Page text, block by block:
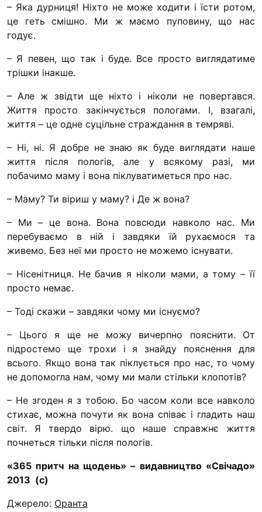
Освіта
– Яка дурниця! Ніхто не може ходити і їсти ротом,
це геть смішно. Ми ж маємо пуповину, що нас
годує.
– Я певен, що так і буде. Все просто виглядатиме
трішки інакше.
– Але ж звідти ще ніхто і ніколи не повертався.
Життя просто закінчується пологами. І, взагалі,
життя – це одне суцільне страждання в темряві.
– Ні, ні. Я добре не знаю як буде виглядати наше
життя після пологів, але у всякому разі, ми
побачимо маму і вона піклуватиметься про нас.
– Маму? Ти віриш у маму? і Де ж вона?
– Ми – це вона. Вона повсюди навколо нас. Ми
перебуваємо в ній і завдяки їй рухаємося та
живемо. Без неї ми просто не можемо існувати.
– Нісенітниця. Не бачив я ніколи мами, а тому – її
просто немає.
– Тоді скажи – завдяки чому ми існуємо?
– Цього я ще не можу вичерпно пояснити. От
підростемо ще трохи і я знайду пояснення для
всього. Якщо вона так піклується про нас, то чому
не допомогла нам, чому ми мали стільки клопотів?
– Не згоден я з тобою. Бо часом коли все навколо
стихає, можна почути як вона співає і гладить наш
світ. Я твердо вірю. що наше справжнє життя
почнеться тільки після пологів.
«365 притч на щодень» – видавництво «Свічадо»
2013 (с)
Джерело: Оранта